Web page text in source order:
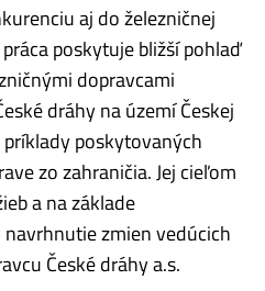
aj do železničnej
poskytuje bližší pohlaď
dopravcami
dráhy na území Českej
príklady poskytovaných
zo zahraničia. Jej cieľom
a na základe
zmien vedúcich
České dráhy a.s.